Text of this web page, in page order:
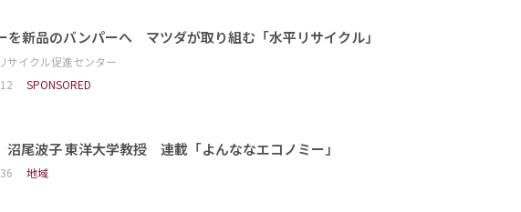
を新品のバンパーへ マツダが取り組む「水平リサイクル」
サイクル促進センター
SPONSORED
尾波子 東洋大学教授 連載「よんななエコノミー」
地域